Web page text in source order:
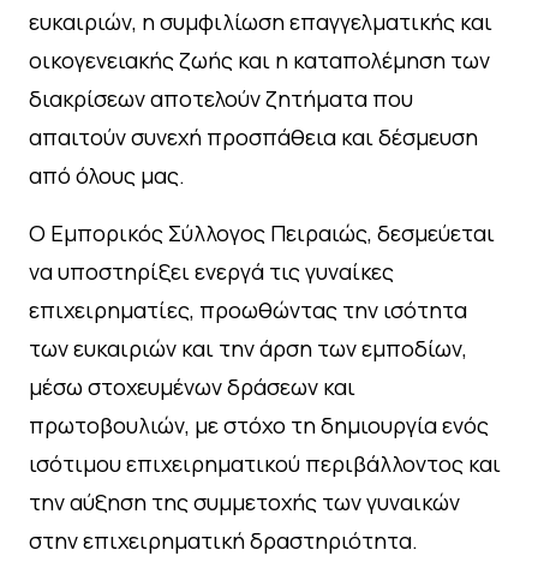
ευκαιριών, η συμφιλίωση επαγγελματικής και
οικογενειακής ζωής και η καταπολέμηση των
διακρίσεων αποτελούν ζητήματα που
απαιτούν συνεχή προσπάθεια και δέσμευση
από όλους μας.
Ο Εμπορικός Σύλλογος Πειραιώς, δεσμεύεται
να υποστηρίξει ενεργά τις γυναίκες
επιχειρηματίες, προωθώντας την ισότητα
των ευκαιριών και την άρση των εμποδίων,
μέσω στοχευμένων δράσεων και
πρωτοβουλιών, με στόχο τη δημιουργία ενός
ισότιμου επιχειρηματικού περιβάλλοντος και
την αύξηση της συμμετοχής των γυναικών
στην επιχειρηματική δραστηριότητα.